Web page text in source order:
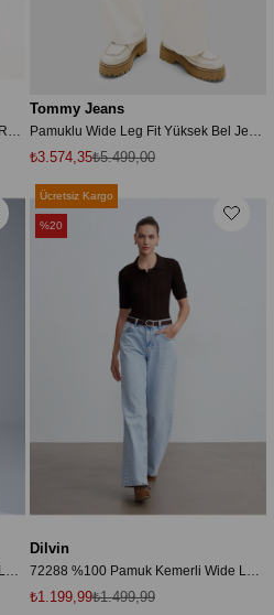
Beyaz Kadın Denim Pantolon CLAIRE HR WD BJ4199
Tommy Jeans
Pamuklu Wide Leg Fit Yüksek Bel Jeans KOT PANTOLON DW0DW22648 1D0
₺3.574,35₺5.499,00
Dilvin
₺1.199,99₺1.499,99
Ücretsiz Kargo
%20